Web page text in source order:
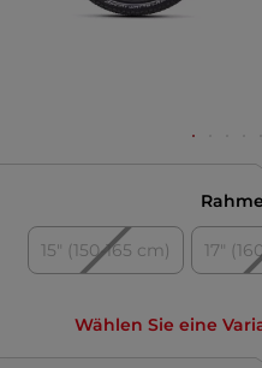
15" (150-165 cm) 17"
Wählen Sie eine